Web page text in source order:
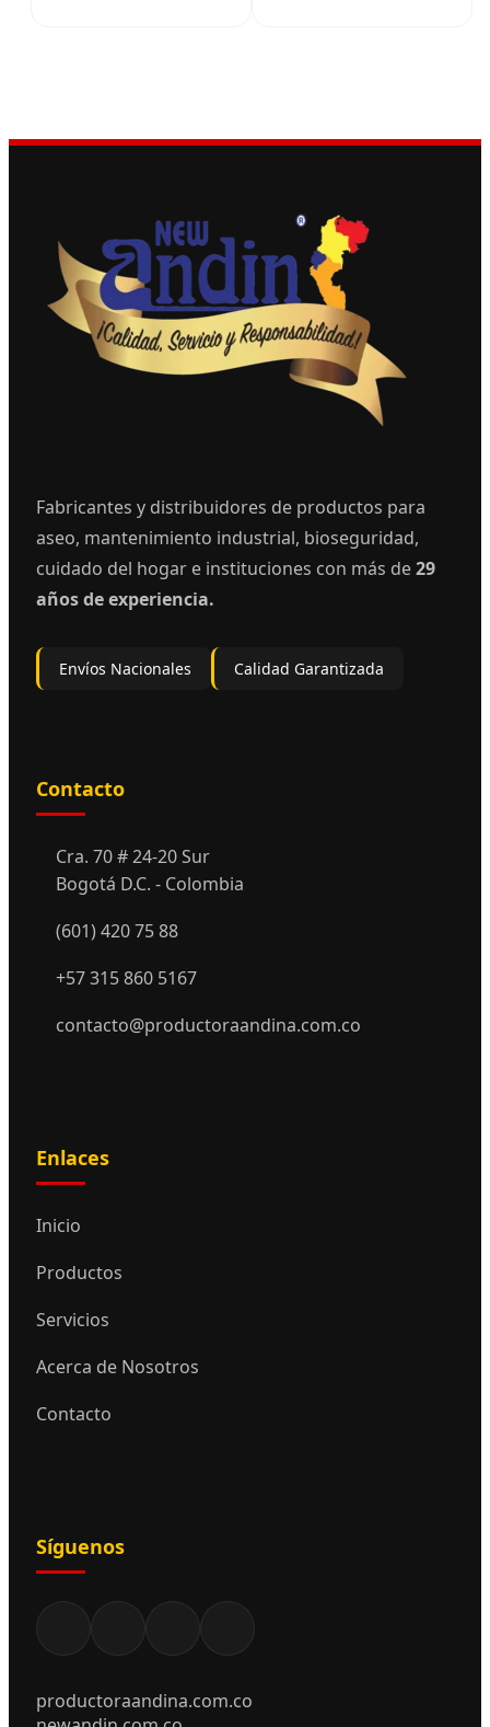
Fabricantes y distribuidores de productos para
aseo, mantenimiento industrial, bioseguridad,
cuidado del hogar e instituciones con más de29
años de experiencia.
Envíos Nacionales Calidad Garantizada
Contacto
Cra. 70 # 24-20 Sur
Bogotá D.C. - Colombia
(601) 420 75 88
+57 315 860 5167
contacto@productoraandina.com.co
Enlaces
Inicio
Productos
Servicios
Acerca de Nosotros
Contacto
Síguenos
productoraandina.com.co